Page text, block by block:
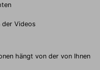
der Videos
hängt von der von Ihnen